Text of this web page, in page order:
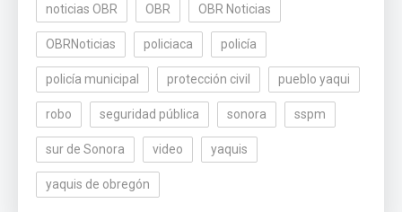
noticias OBR OBR OBR Noticias
OBRNoticias policiaca policía
policía municipal protección civil pueblo yaqui
robo seguridad pública sonora sspm
sur de Sonora video yaquis
yaquis de obregón